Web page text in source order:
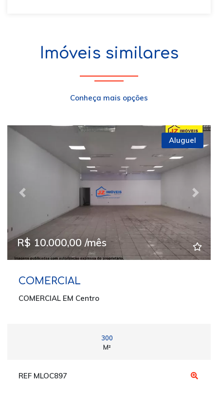
Imóveis similares
Conheça mais opções
Previous Next
Aluguel
R$ 10.000,00 /mês
COMERCIAL
COMERCIAL EM Centro
300
M²
REF MLOC897